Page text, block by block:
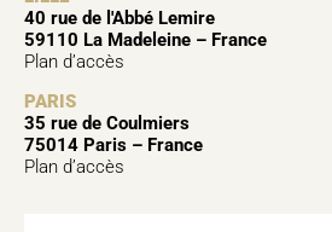
40 rue de l'Abbé Lemire
59110 La Madeleine – France
Plan d’accès
PARIS
35 rue de Coulmiers
75014 Paris – France
Plan d’accès